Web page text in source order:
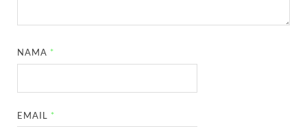
NAMA *
EMAIL *